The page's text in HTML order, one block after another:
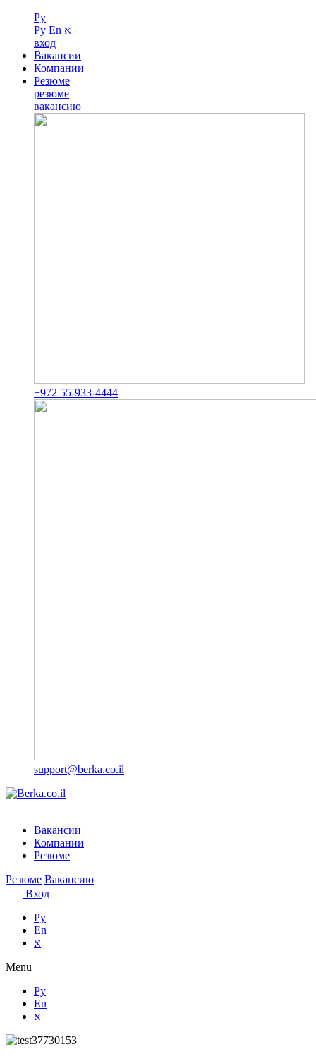
Ру
Ру En א
вход
Вакансии
Компании
Резюме
резюме
вакансию
+972 55-933-4444
support@berka.co.il
Вакансии
Компании
Резюме
Резюме Вакансию
Вход
Ру
En
א
Menu
Ру
En
א